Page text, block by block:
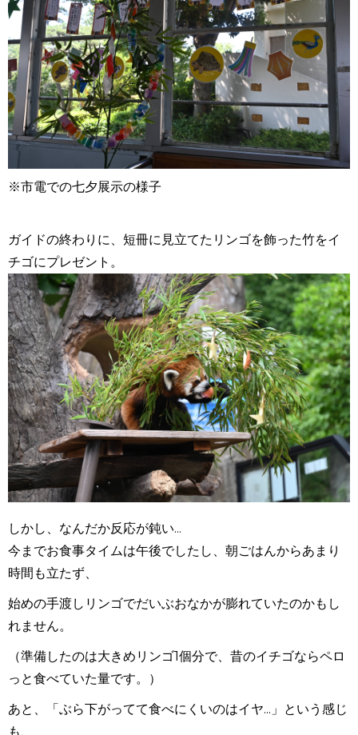
※市電での七夕展示の様子
ガイドの終わりに、短冊に見立てたリンゴを飾った竹をイ
チゴにプレゼント。
しかし、なんだか反応が鈍い...
今までお食事タイムは午後でしたし、朝ごはんからあまり
時間も立たず、
始めの手渡しリンゴでだいぶおなかが膨れていたのかもし
れません。
（準備したのは大きめリンゴ1個分で、昔のイチゴならペロ
っと食べていた量です。）
あと、「ぶら下がってて食べにくいのはイヤ...」という感じ
も、